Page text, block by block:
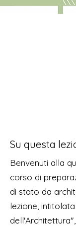
Su questa
Benvenuti alla
corso di
di stato da
lezione,